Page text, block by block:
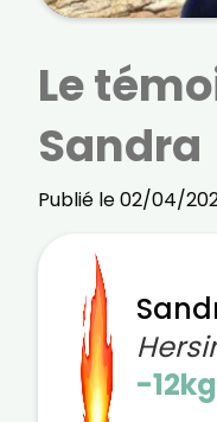
Le
Sandra
Publié le 02/04/
-12kg